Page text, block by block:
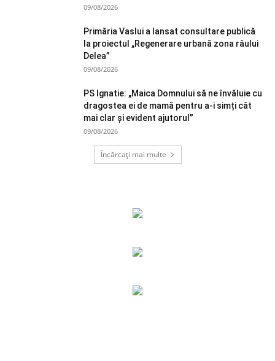
09/08/2026
Primăria Vaslui a lansat consultare publică
la proiectul „Regenerare urbană zona râului
Delea”
09/08/2026
PS Ignatie: „Maica Domnului să ne învăluie cu
dragostea ei de mamă pentru a-i simți cât
mai clar și evident ajutorul”
09/08/2026
Încărcați mai multe